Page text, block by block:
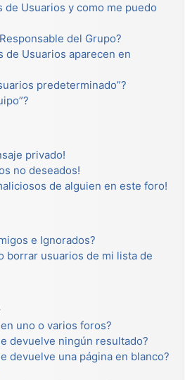
de Usuarios y como me puedo
del Grupo?
de Usuarios aparecen en
predeterminado”?
privado!
no deseados!
de alguien en este foro!
e Ignorados?
borrar usuarios de mi lista de
uno o varios foros?
devuelve ningún resultado?
devuelve una página en blanco?